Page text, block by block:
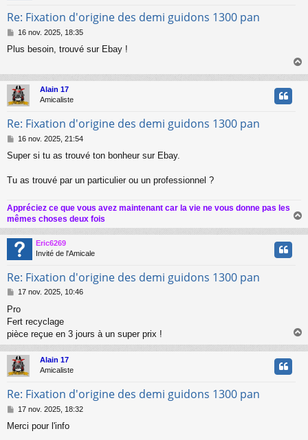
Re: Fixation d'origine des demi guidons 1300 pan
M
s
a
g
e
16 nov. 2025, 18:35
Plus besoin, trouvé sur Ebay !
a
u
Alain 17
Amicaliste
Re: Fixation d'origine des demi guidons 1300 pan
M
s
a
16 nov. 2025, 21:54
Super si tu as trouvé ton bonheur sur Ebay.
Tu as trouvé par un particulier ou un professionnel ?
Appréciez ce que vous avez maintenant car la vie ne vous donne pas les
mêmes choses deux fois
a
u
Eric6269
Invité de l'Amicale
Re: Fixation d'origine des demi guidons 1300 pan
M
s
s
a
g
e
17 nov. 2025, 10:46
Pro
Fert recyclage
pièce reçue en 3 jours à un super prix !
a
u
Alain 17
Amicaliste
Re: Fixation d'origine des demi guidons 1300 pan
M
s
17 nov. 2025, 18:32
Merci pour l'info